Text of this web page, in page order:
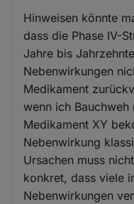
Hinweisen könnte
dass die Phase IV-
Jahre bis
Nebenwirkungen
Medikament
wenn ich Bauchweh
Medikament XY
Nebenwirkung
Ursachen muss
konkret, dass viele
Nebenwirkungen